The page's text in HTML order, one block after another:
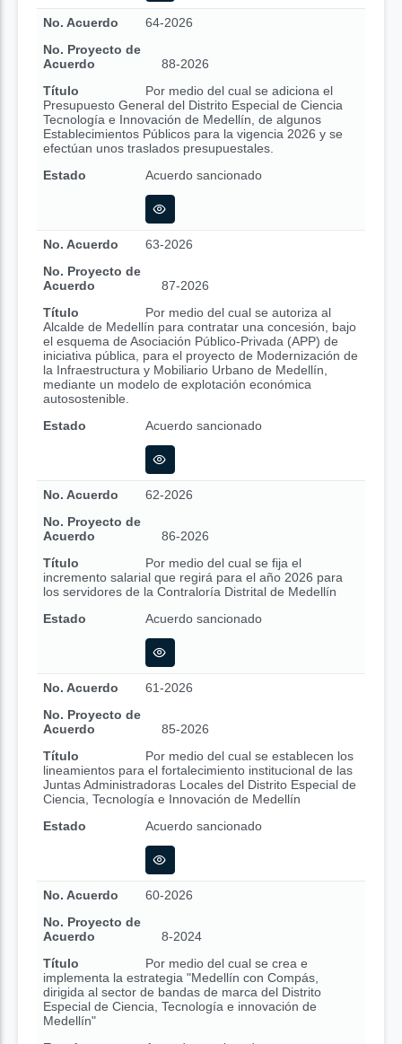
No. Acuerdo
64-2026
No. Proyecto de
Acuerdo
88-2026
Título
Por medio del cual se adiciona el
Presupuesto General del Distrito Especial de Ciencia
Tecnología e Innovación de Medellín, de algunos
Establecimientos Públicos para la vigencia 2026 y se
efectúan unos traslados presupuestales.
Estado
Acuerdo sancionado
No. Acuerdo
63-2026
No. Proyecto de
Acuerdo
87-2026
Título
Por medio del cual se autoriza al
Alcalde de Medellín para contratar una concesión, bajo
el esquema de Asociación Público-Privada (APP) de
iniciativa pública, para el proyecto de Modernización de
la Infraestructura y Mobiliario Urbano de Medellín,
mediante un modelo de explotación económica
autosostenible.
Estado
Acuerdo sancionado
No. Acuerdo
62-2026
No. Proyecto de
Acuerdo
86-2026
Título
Por medio del cual se fija el
incremento salarial que regirá para el año 2026 para
los servidores de la Contraloría Distrital de Medellín
Estado
Acuerdo sancionado
No. Acuerdo
61-2026
No. Proyecto de
Acuerdo
85-2026
Título
Por medio del cual se establecen los
lineamientos para el fortalecimiento institucional de las
Juntas Administradoras Locales del Distrito Especial de
Ciencia, Tecnología e Innovación de Medellín
Estado
Acuerdo sancionado
No. Acuerdo
60-2026
No. Proyecto de
Acuerdo
8-2024
Título
Por medio del cual se crea e
implementa la estrategia "Medellín con Compás,
dirigida al sector de bandas de marca del Distrito
Especial de Ciencia, Tecnología e innovación de
Medellín"